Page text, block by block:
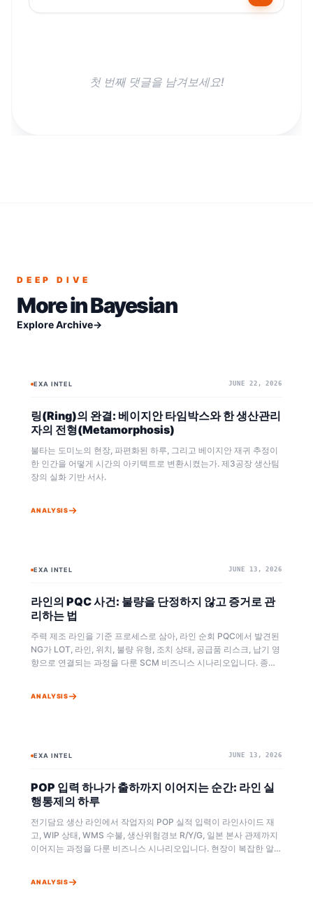
첫 번째 댓글을 남겨보세요!
DEEP DIVE
More inBayesian
Explore Archive→
BAYESIAN
EXA INTEL JUNE 22, 2026
링(Ring)의 완결: 베이지안 타임박스와 한 생산관리
자의 전형(Metamorphosis)
불타는 도미노의 현장, 파편화된 하루, 그리고 베이지안 재귀 추정이
한 인간을 어떻게 시간의 아키텍트로 변환시켰는가. 제3공장 생산팀
장의 실화 기반 서사.
ANALYSIS
BAYESIAN
EXA INTEL JUNE 13, 2026
라인의 PQC 사건: 불량을 단정하지 않고 증거로 관
리하는 법
주력 제조 라인을 기준 프로세스로 삼아, 라인 순회 PQC에서 발견된
NG가 LOT, 라인, 위치, 불량 유형, 조치 상태, 공급품 리스크, 납기 영
향으로 연결되는 과정을 다룬 SCM 비즈니스 시나리오입니다. 종이
ANALYSIS
BAYESIAN
EXA INTEL JUNE 13, 2026
POP 입력 하나가 출하까지 이어지는 순간: 라인 실
행통제의 하루
전기담요 생산 라인에서 작업자의 POP 실적 입력이 라인사이드 재
고, WIP 상태, WMS 수불, 생산위험경보 R/Y/G, 일본 본사 관제까지
이어지는 과정을 다룬 비즈니스 시나리오입니다. 현장이 복잡한 알고
ANALYSIS